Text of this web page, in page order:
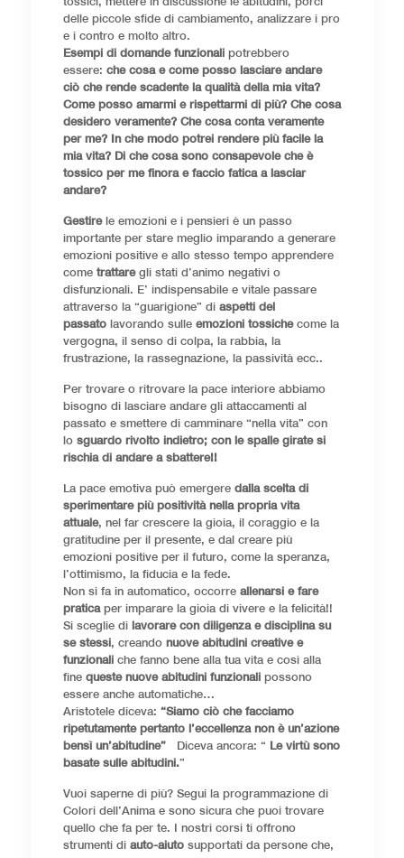
delle piccole sfide di cambiamento, analizzare i pro
e i contro e molto altro.
Esempi di domande funzionalipotrebbero
essere: che cosa e come posso lasciare andare
ciò che rende scadente la qualità della mia vita?
Come posso amarmi e rispettarmi di più? Che cosa
desidero veramente? Che cosa conta veramente
per me? In che modo potrei rendere più facile la
mia vita? Di che cosa sono consapevole che è
tossico per me finora e faccio fatica a lasciar
andare?
Gestire le emozioni e i pensieri è un passo
importante per stare meglio imparando a generare
emozioni positive e allo stesso tempo apprendere
come trattaregli stati d’animo negativi o
disfunzionali. E’ indispensabile e vitale passare
attraverso la “guarigione” diaspetti del
passatolavorando sulle emozioni tossiche come la
vergogna, il senso di colpa, la rabbia, la
frustrazione, la rassegnazione, la passività ecc..
Per trovare o ritrovare la pace interiore abbiamo
bisogno di lasciare andare gli attaccamenti al
passato e smettere di camminare “nella vita” con
lo sguardo rivolto indietro; con le spalle girate si
rischia di andare a sbattere!!
La pace emotiva può emergere dalla scelta di
sperimentare più positività nella propria vita
attuale, nel far crescere la gioia, il coraggio e la
gratitudine per il presente, e dal creare più
emozioni positive per il futuro, come la speranza,
l’ottimismo, la fiducia e la fede.
Non si fa in automatico, occorre allenarsi e fare
praticaper imparare la gioia di vivere e la felicità!!
Si sceglie di lavorare con diligenza e disciplina su
se stessi, creandonuove abitudini creative e
funzionaliche fanno bene alla tua vita e così alla
fine queste nuove abitudini funzionalipossono
essere anche automatiche…
Aristotele diceva: “Siamo ciò che facciamo
ripetutamente pertanto l’eccellenza non è un’azione
bensì un’abitudine”
Diceva ancora: “ Le virtù sono
basate sulle abitudini.”
Vuoi saperne di più? Segui la programmazione di
Colori dell’Anima e sono sicura che puoi trovare
quello che fa per te. I nostri corsi ti offrono
strumenti di auto-aiutosupportati da persone che,